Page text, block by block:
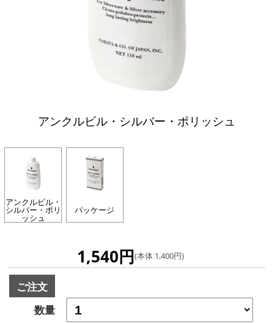
アンクルビル・シルバー・ポリッシュ
アンクルビル・
シルバー・ポリ
ッシュ
パッケージ
1,540円(本体 1,400円)
ご注文
数量